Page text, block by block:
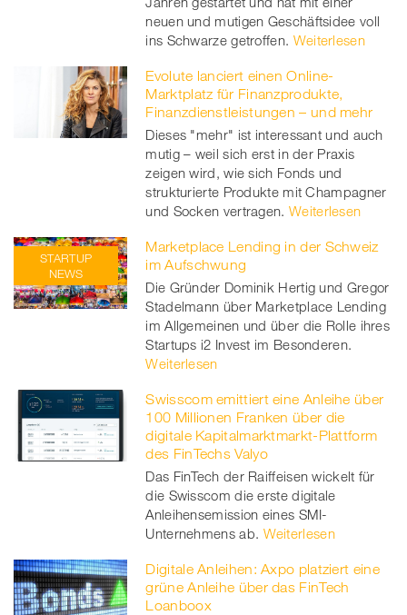
neuen und mutigen Geschäftsidee voll
ins Schwarze getroffen. Weiterlesen
Evolute lanciert einen Online-
Marktplatz für Finanzprodukte,
Finanzdienstleistungen – und mehr
Dieses "mehr" ist interessant und auch
mutig – weil sich erst in der Praxis
zeigen wird, wie sich Fonds und
strukturierte Produkte mit Champagner
und Socken vertragen. Weiterlesen
Marketplace Lending in der Schweiz
im Aufschwung
STARTUP
NEWS
Die Gründer Dominik Hertig und Gregor
Stadelmann über Marketplace Lending
im Allgemeinen und über die Rolle ihres
Startups i2 Invest im Besonderen.
Weiterlesen
Swisscom emittiert eine Anleihe über
100 Millionen Franken über die
digitale Kapitalmarktmarkt-Plattform
des FinTechs Valyo
Das FinTech der Raiffeisen wickelt für
die Swisscom die erste digitale
Anleihensemission eines SMI-
Unternehmens ab. Weiterlesen
Digitale Anleihen: Axpo platziert eine
grüne Anleihe über das FinTech
Loanboox